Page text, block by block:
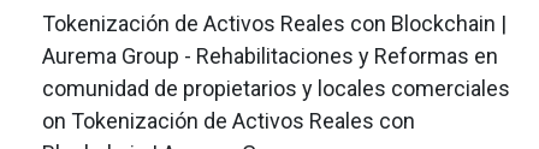
Tokenización de Activos Reales con Blockchain |
Aurema Group - Rehabilitaciones y Reformas en
comunidad de propietarios y locales comerciales
on Tokenización de Activos Reales con